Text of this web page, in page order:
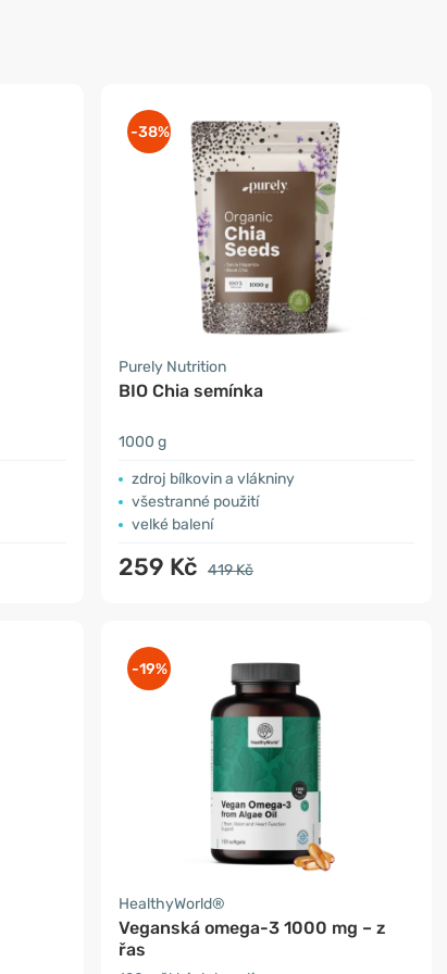
-38%
Purely Nutrition
BIO Chia semínka
1000 g
zdroj bílkovin a vlákniny
všestranné použití
velké balení
259 Kč 419 Kč
-19%
HealthyWorld®
Veganská omega-3 1000 mg – z
řas